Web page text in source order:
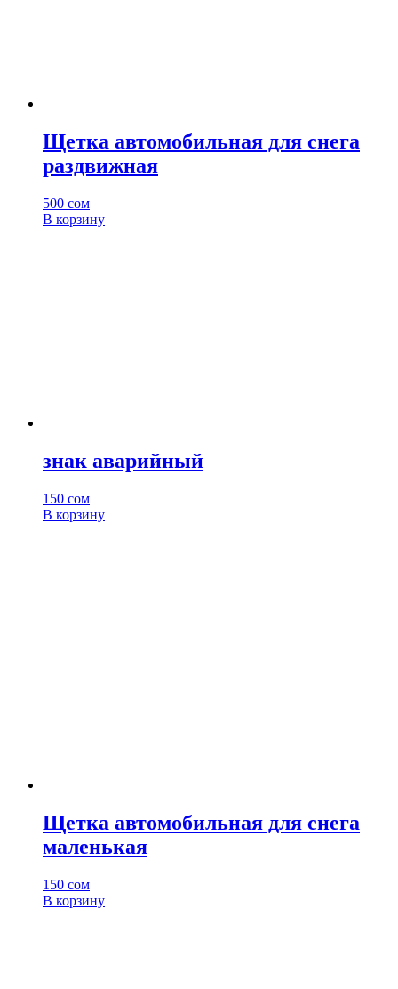
Щетка автомобильная для снега
раздвижная
500 сом
В корзину
знак аварийный
150 сом
В корзину
Щетка автомобильная для снега
маленькая
150 сом
В корзину